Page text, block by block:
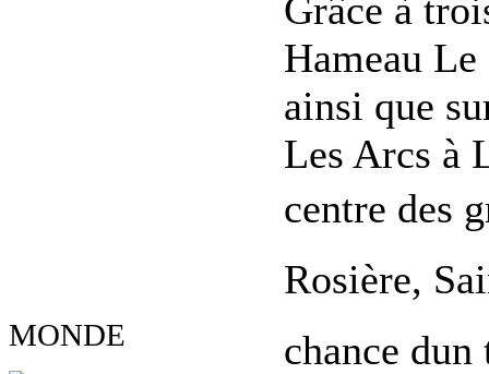
MONDE
Grâce à
Hameau
ainsi que
Les Arcs à
centre des
Rosière,
chance